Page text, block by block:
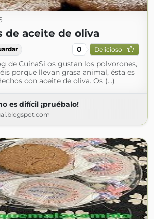
de aceite de oliva
0 Delicioso
de CuinaSi os gustan los polvorones,
porque llevan grasa animal, ésta es
con aceite de oliva. Os (...)
es difícil ¡pruébalo!